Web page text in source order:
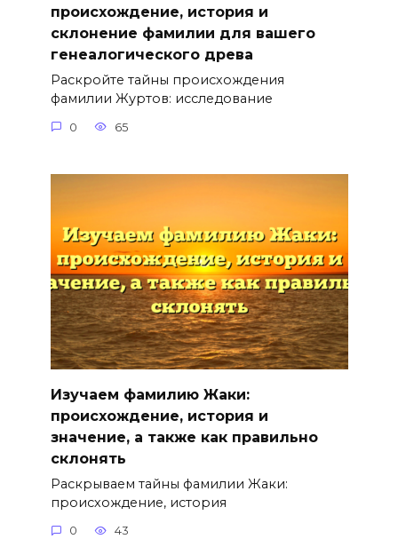
происхождение, история и
склонение фамилии для вашего
генеалогического древа
Раскройте тайны происхождения
фамилии Журтов: исследование
0 65
Изучаем фамилию Жаки:
происхождение, история и
значение, а также как правильно
склонять
Раскрываем тайны фамилии Жаки:
происхождение, история
0 43